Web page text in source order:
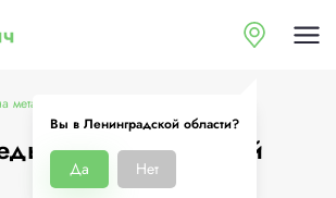
Вы в Ленинградской области?
Да Нет
металлолом в Ленинградской области
в Ленинградской